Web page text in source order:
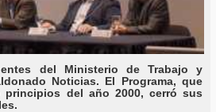
del Ministerio de Trabajo y
Noticias. El Programa, que
principios del año 2000, cerró sus